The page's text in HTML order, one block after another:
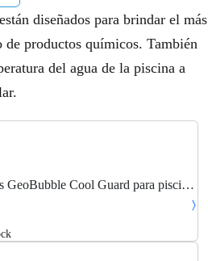
diseñados para brindar el más
productos químicos. También
del agua de la piscina a
GeoBubble Cool Guard para piscina